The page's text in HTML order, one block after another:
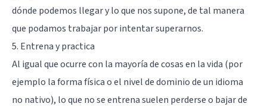
dónde podemos llegar y lo que nos supone, de tal manera
que podamos trabajar por intentar superarnos.
5. Entrena y practica
Al igual que ocurre con la mayoría de cosas en la vida (por
ejemplo la forma física o el nivel de dominio de un idioma
no nativo), lo que no se entrena suelen perderse o bajar de